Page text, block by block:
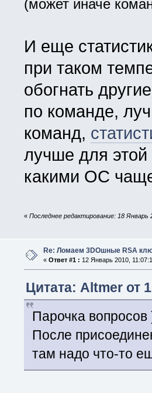
(может иначе
И еще
при таком
обогнать
по команде,
команд,
лучше для
какими ОС
«Последнее редактирование: 18 Январь
Re: Ломаем 3DOшные RSA
« Ответ #1 : 12 Январь 2010,
Цитата: Altmer от
Парочка вопросов
После
там надо что-то